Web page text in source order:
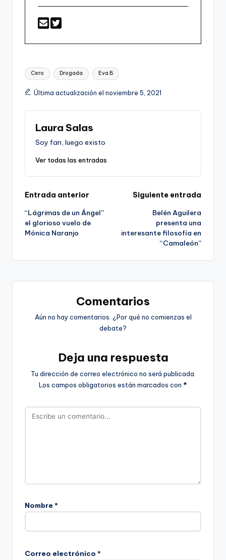
Etiquetas:
Cero Drogada Eva B
Última actualización el noviembre 5, 2021
Laura Salas
Soy fan, luego existo
Ver todas las entradas
Navegación
de
entradas
Entrada anterior
“Lágrimas de un Ángel”
el glorioso vuelo de
Mónica Naranjo
Siguiente entrada
Belén Aguilera
presenta una
interesante filosofía en
“Camaleón”
Comentarios
Aún no hay comentarios. ¿Por qué no comienzas el
debate?
Deja una respuesta
Tu dirección de correo electrónico no será publicada.
Los campos obligatorios están marcados con *
Nombre *
Correo electrónico *